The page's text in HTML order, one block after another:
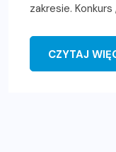
zakresie.
CZYTAJ